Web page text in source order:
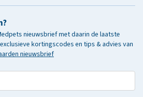
nieuwsbrief met daarin de laatste
kortingscodes en tips & advies van
nieuwsbrief